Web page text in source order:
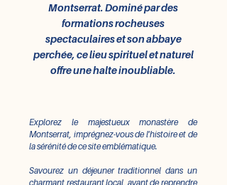
Montserrat. Dominé par des
formations rocheuses
spectaculaires et son abbaye
perchée, ce lieu spirituel et naturel
offre une halte inoubliable.
Explorez le majestueux monastère de
Montserrat, imprégnez-vous de l'histoire et de
la sérénité de ce site emblématique.
Savourez un déjeuner traditionnel dans un
charmant restaurant local, avant de reprendre